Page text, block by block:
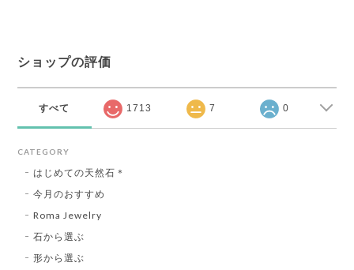
ショップの評価
すべて 1713 7 0
CATEGORY
はじめての天然石＊
今月のおすすめ
Roma Jewelry
石から選ぶ
形から選ぶ